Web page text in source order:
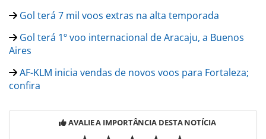
Gol terá 7 mil voos extras na alta temporada
Gol terá 1º voo internacional de Aracaju, a Buenos
Aires
AF-KLM inicia vendas de novos voos para Fortaleza;
confira
AVALIE A IMPORTÂNCIA DESTA NOTÍCIA